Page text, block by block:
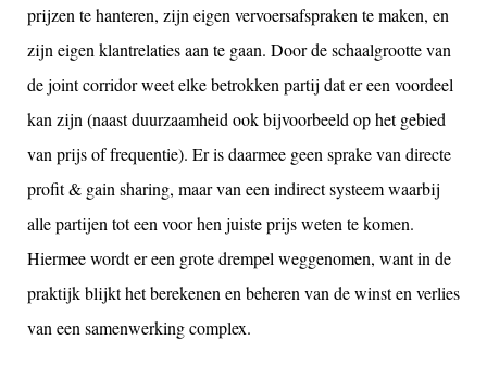
prijzen te hanteren, zijn eigen vervoersafspraken te maken, en
zijn eigen klantrelaties aan te gaan. Door de schaalgrootte van
de joint corridor weet elke betrokken partij dat er een voordeel
kan zijn (naast duurzaamheid ook bijvoorbeeld op het gebied
van prijs of frequentie). Er is daarmee geen sprake van directe
profit & gain sharing, maar van een indirect systeem waarbij
alle partijen tot een voor hen juiste prijs weten te komen.
Hiermee wordt er een grote drempel weggenomen, want in de
praktijk blijkt het berekenen en beheren van de winst en verlies
van een samenwerking complex.